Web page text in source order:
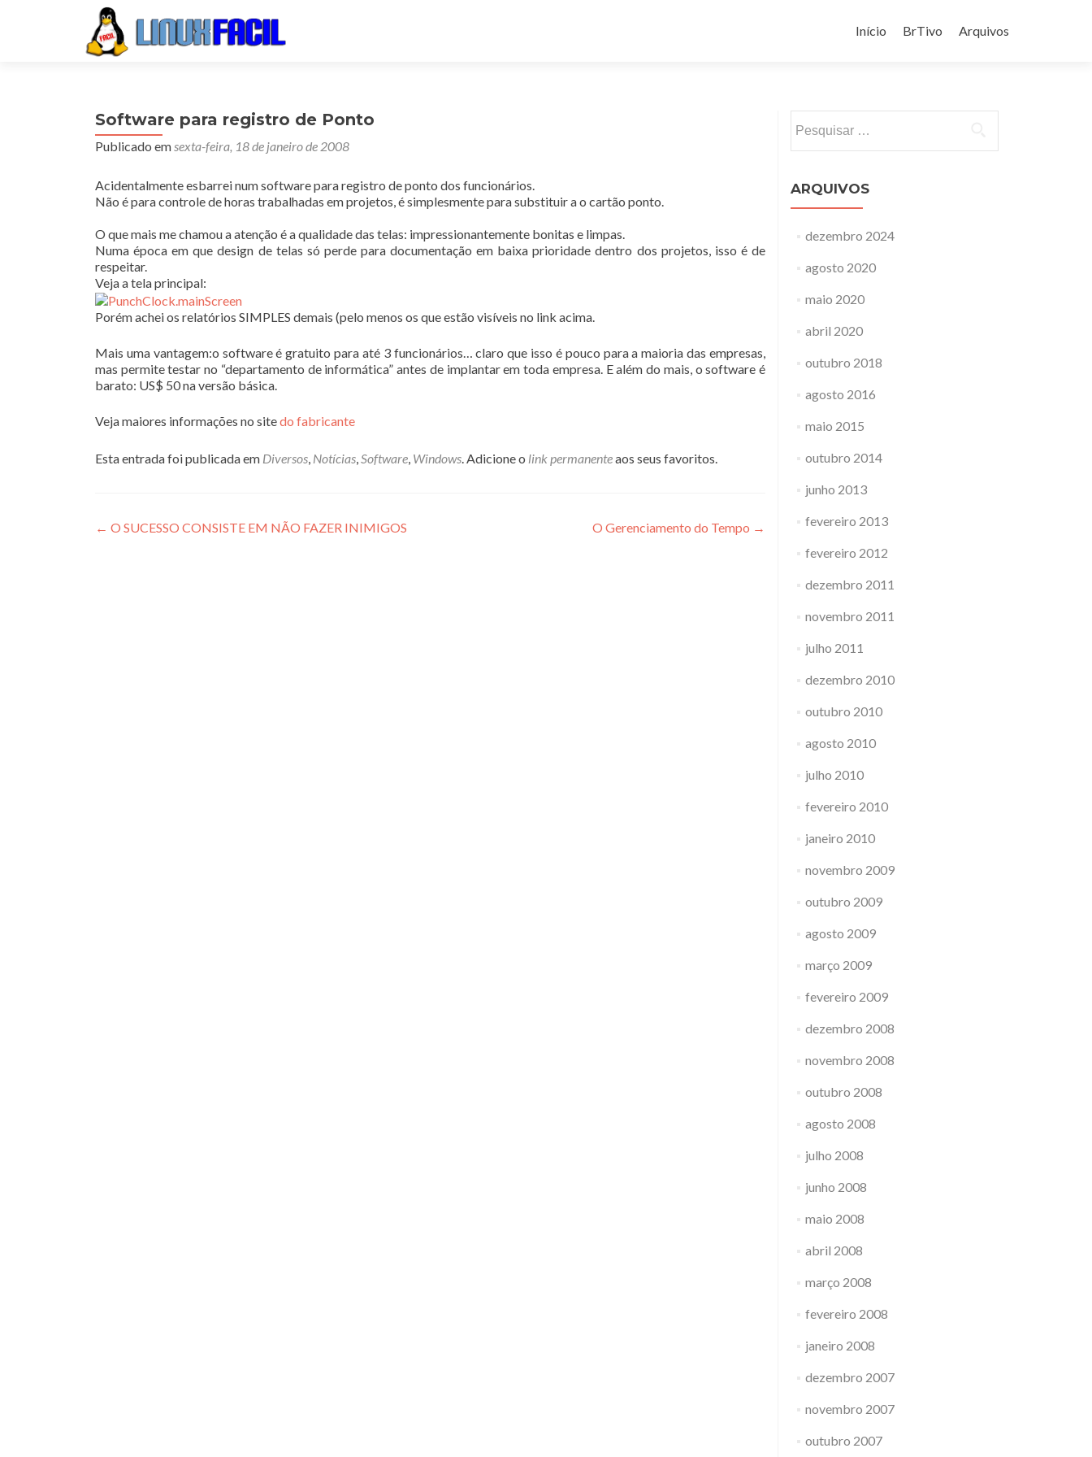
para
Início BrTivo Arquivos
Software para registro de Ponto
Publicado emsexta-feira, 18 de janeiro de 2008
Acidentalmente esbarrei num software para registro de ponto dos funcionários.
Não é para controle de horas trabalhadas em projetos, é simplesmente para substituir a o cartão ponto.
O que mais me chamou a atenção é a qualidade das telas: impressionantemente bonitas e limpas.
Numa época em que design de telas só perde para documentação em baixa prioridade dentro dos projetos, isso é de
respeitar.
Veja a tela principal:
Porém achei os relatórios SIMPLES demais (pelo menos os que estão visíveis no link acima.
Mais uma vantagem:o software é gratuito para até 3 funcionários… claro que isso é pouco para a maioria das empresas,
mas permite testar no “departamento de informática” antes de implantar em toda empresa. E além do mais, o software é
barato: US$ 50 na versão básica.
Veja maiores informações no sitedo fabricante
Esta entrada foi publicada em Diversos, Notícias,Software, Windows. Adicione o link permanenteaos seus favoritos.
Navegação
← O SUCESSO CONSISTE EM NÃO FAZER INIMIGOS O Gerenciamento do Tempo →
por:
ARQUIVOS
dezembro 2024
agosto 2020
maio 2020
abril 2020
outubro 2018
agosto 2016
maio 2015
outubro 2014
junho 2013
fevereiro 2013
fevereiro 2012
dezembro 2011
novembro 2011
julho 2011
dezembro 2010
outubro 2010
agosto 2010
julho 2010
fevereiro 2010
janeiro 2010
novembro 2009
outubro 2009
agosto 2009
março 2009
fevereiro 2009
dezembro 2008
novembro 2008
outubro 2008
agosto 2008
julho 2008
junho 2008
maio 2008
abril 2008
março 2008
fevereiro 2008
janeiro 2008
dezembro 2007
novembro 2007
outubro 2007